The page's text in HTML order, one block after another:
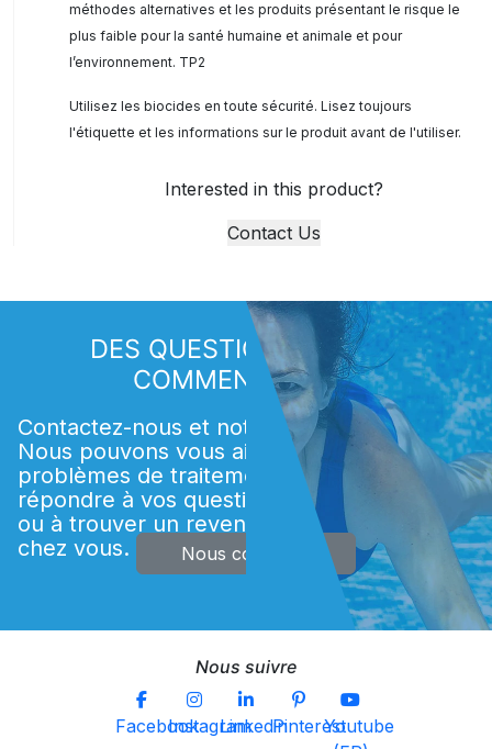
méthodes alternatives et les produits présentant le risque le
plus faible pour la santé humaine et animale et pour
l’environnement. TP2
Utilisez les biocides en toute sécurité. Lisez toujours
l'étiquette et les informations sur le produit avant de l'utiliser.
Interested in this product?
Contact Us
DES QUESTIONS OU DES
COMMENTAIRES ?
Contactez-nous et notre équipe d'experts.
Nous pouvons vous aider à résoudre vos
problèmes de traitement de l'eau, à
répondre à vos questions sur les produits
ou à trouver un revendeur Acti près de
chez vous.
Nous contacter
Nous suivre
FacebookInstagramLinkedinPinterestYoutube